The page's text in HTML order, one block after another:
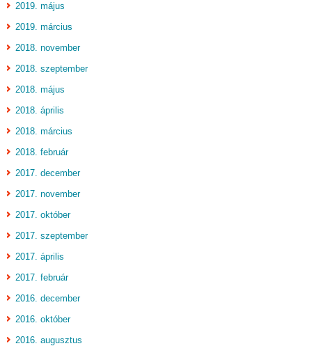
2019. május
2019. március
2018. november
2018. szeptember
2018. május
2018. április
2018. március
2018. február
2017. december
2017. november
2017. október
2017. szeptember
2017. április
2017. február
2016. december
2016. október
2016. augusztus